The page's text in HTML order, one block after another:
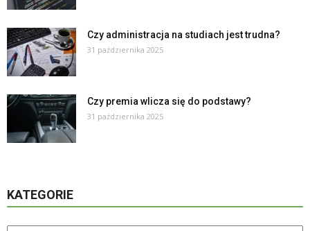
Czy administracja na studiach jest trudna?
31 października 2025
Czy premia wlicza się do podstawy?
31 października 2025
KATEGORIE
Kategorie